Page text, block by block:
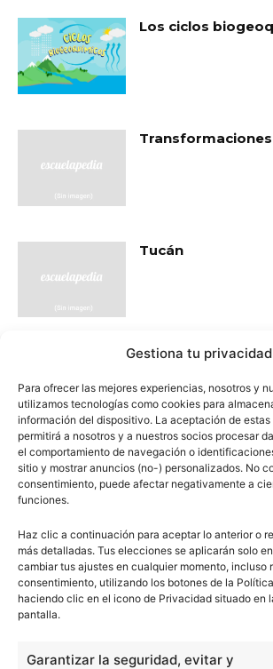
Gestiona tu privacidad
Para ofrecer las mejores experiencias, nosotros y
utilizamos tecnologías como cookies para
información del dispositivo. La aceptación de
permitirá a nosotros y a nuestros socios procesar
el comportamiento de navegación o
sitio y mostrar anuncios (no-) personalizados. No
consentimiento, puede afectar negativamente a
funciones.
Haz clic a continuación para aceptar lo anterior o
más detalladas. Tus elecciones se aplicarán solo
cambiar tus ajustes en cualquier momento, incluso
consentimiento, utilizando los botones de la
haciendo clic en el icono de Privacidad situado en
pantalla.
Garantizar la seguridad, evitar y
Los ciclos
Tucán
Vaca
- Publicidad -